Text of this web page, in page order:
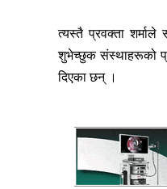
त्यस्तै प्रवक्ता
शुभेच्छुक संस्थाहरूको
दिएका छन् ।